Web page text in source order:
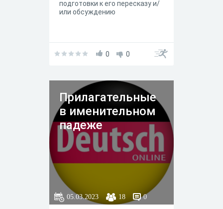
подготовки к его пересказу и/
или обсуждению
0 0
Прилагательные
в именительном
падеже
05.03.2023 18 0